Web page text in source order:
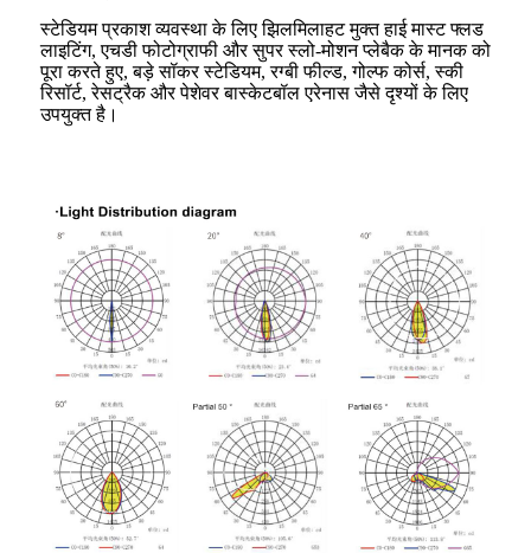
स्टेडियम प्रकाश व्यवस्था के लिए झिलमिलाहट मुक्त हाई मास्ट फ्लड
लाइटिंग, एचडी फोटोग्राफी और सुपर स्लो-मोशन प्लेबैक के मानक को
पूरा करते हुए, बड़े सॉकर स्टेडियम, रग्बी फील्ड, गोल्फ कोर्स, स्की
रिसॉर्ट, रेसट्रैक और पेशेवर बास्केटबॉल एरेनास जैसे दृश्यों के लिए
उपयुक्त है।